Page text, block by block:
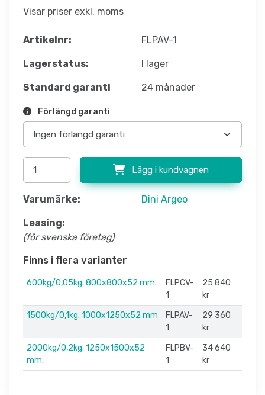
Visar priser exkl. moms
Artikelnr: FLPAV-1
Lagerstatus: I lager
Standard garanti 24 månader
Förlängd garanti
Lägg i kundvagnen
Varumärke: Dini Argeo
Leasing:
(för svenska företag)
Finns i flera varianter
600kg/0,05kg. 800x800x52 mm.
FLPCV-
1
25 840
kr
1500kg/0,1kg. 1000x1250x52 mm
FLPAV-
1
29 360
kr
2000kg/0,2kg. 1250x1500x52
mm.
FLPBV-
1
34 640
kr